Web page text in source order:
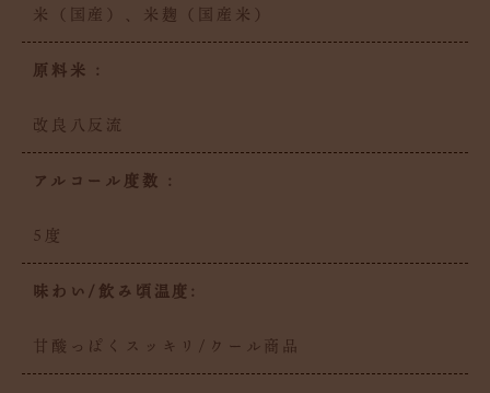
米（国産）、米麹（国産米）
原料米 :
改良八反流
アルコール度数 :
5度
味わい/飲み頃温度:
甘酸っぱくスッキリ/クール商品